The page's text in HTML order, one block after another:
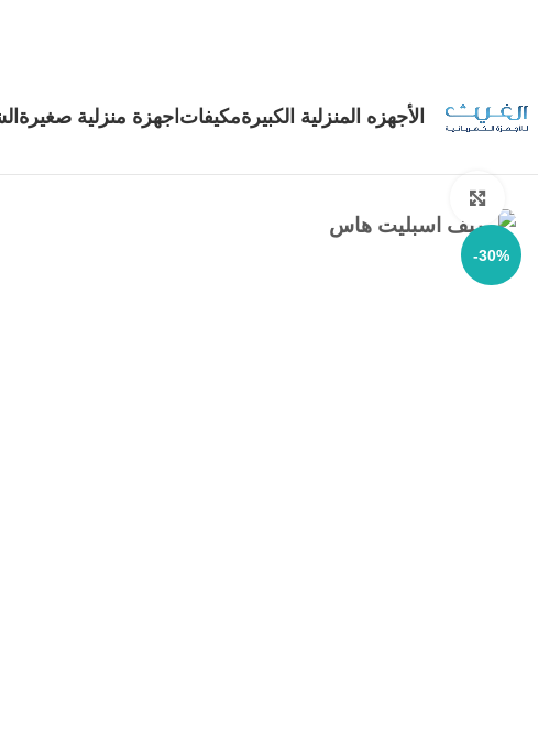
الأجهزه المنزلية الكبيرةمكيفات اجهزة منزلية صغيرة
-30%